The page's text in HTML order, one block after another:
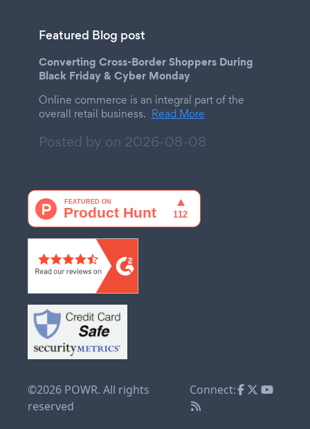
Featured Blog post
Converting Cross-Border Shoppers During
Black Friday & Cyber Monday
Online commerce is an integral part of the
overall retail business. Read More
Posted by on 2026-08-08
©2026 POWR. All rights
reserved
Connect: